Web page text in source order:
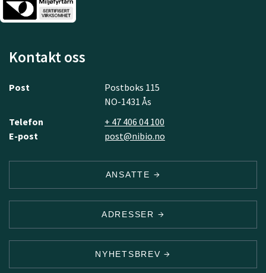
Kontakt oss
Post
Postboks 115
NO-1431 Ås
Telefon
+ 47 406 04 100
E-post
post@nibio.no
ANSATTE
ADRESSER
NYHETSBREV